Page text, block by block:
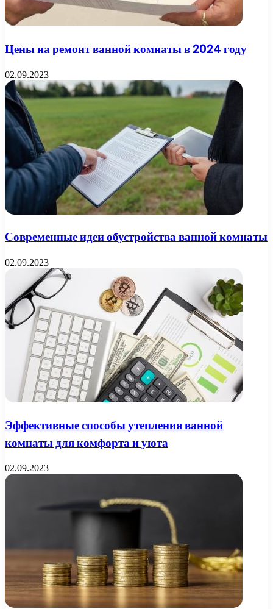
Цены на ремонт ванной комнаты в 2024 году
02.09.2023
Современные идеи обустройства ванной комнаты
02.09.2023
Эффективные способы утепления ванной
комнаты для комфорта и уюта
02.09.2023